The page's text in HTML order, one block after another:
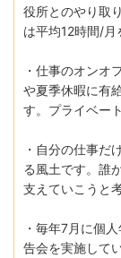
役所とのやり取
は平均12時間/月
・仕事のオンオ
や夏季休暇に有
す。プライベー
・自分の仕事だ
る風土です。誰
支えていこうと
・毎年7月に個
告会を実施して